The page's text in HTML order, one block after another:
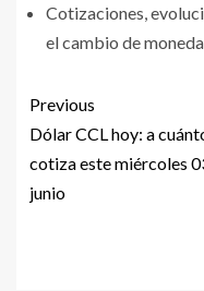
Cotizaciones,
el cambio de
Previous
Dólar CCL hoy: a
cotiza este miércoles
junio